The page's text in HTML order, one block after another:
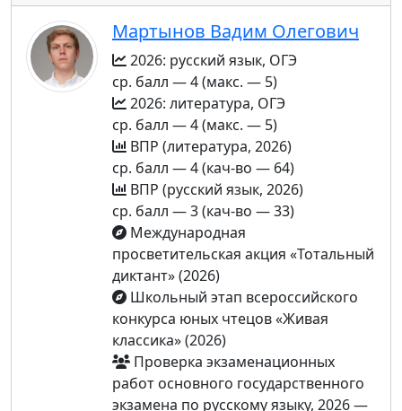
Мартынов Вадим Олегович
2026: русский язык, ОГЭ
ср. балл — 4 (макс. — 5)
2026: литература, ОГЭ
ср. балл — 4 (макс. — 5)
ВПР (литература, 2026)
ср. балл — 4 (кач-во — 64)
ВПР (русский язык, 2026)
ср. балл — 3 (кач-во — 33)
Международная
просветительская акция «Тотальный
диктант» (2026)
Школьный этап всероссийского
конкурса юных чтецов «Живая
классика» (2026)
Проверка экзаменационных
работ основного государственного
экзамена по русскому языку, 2026 —